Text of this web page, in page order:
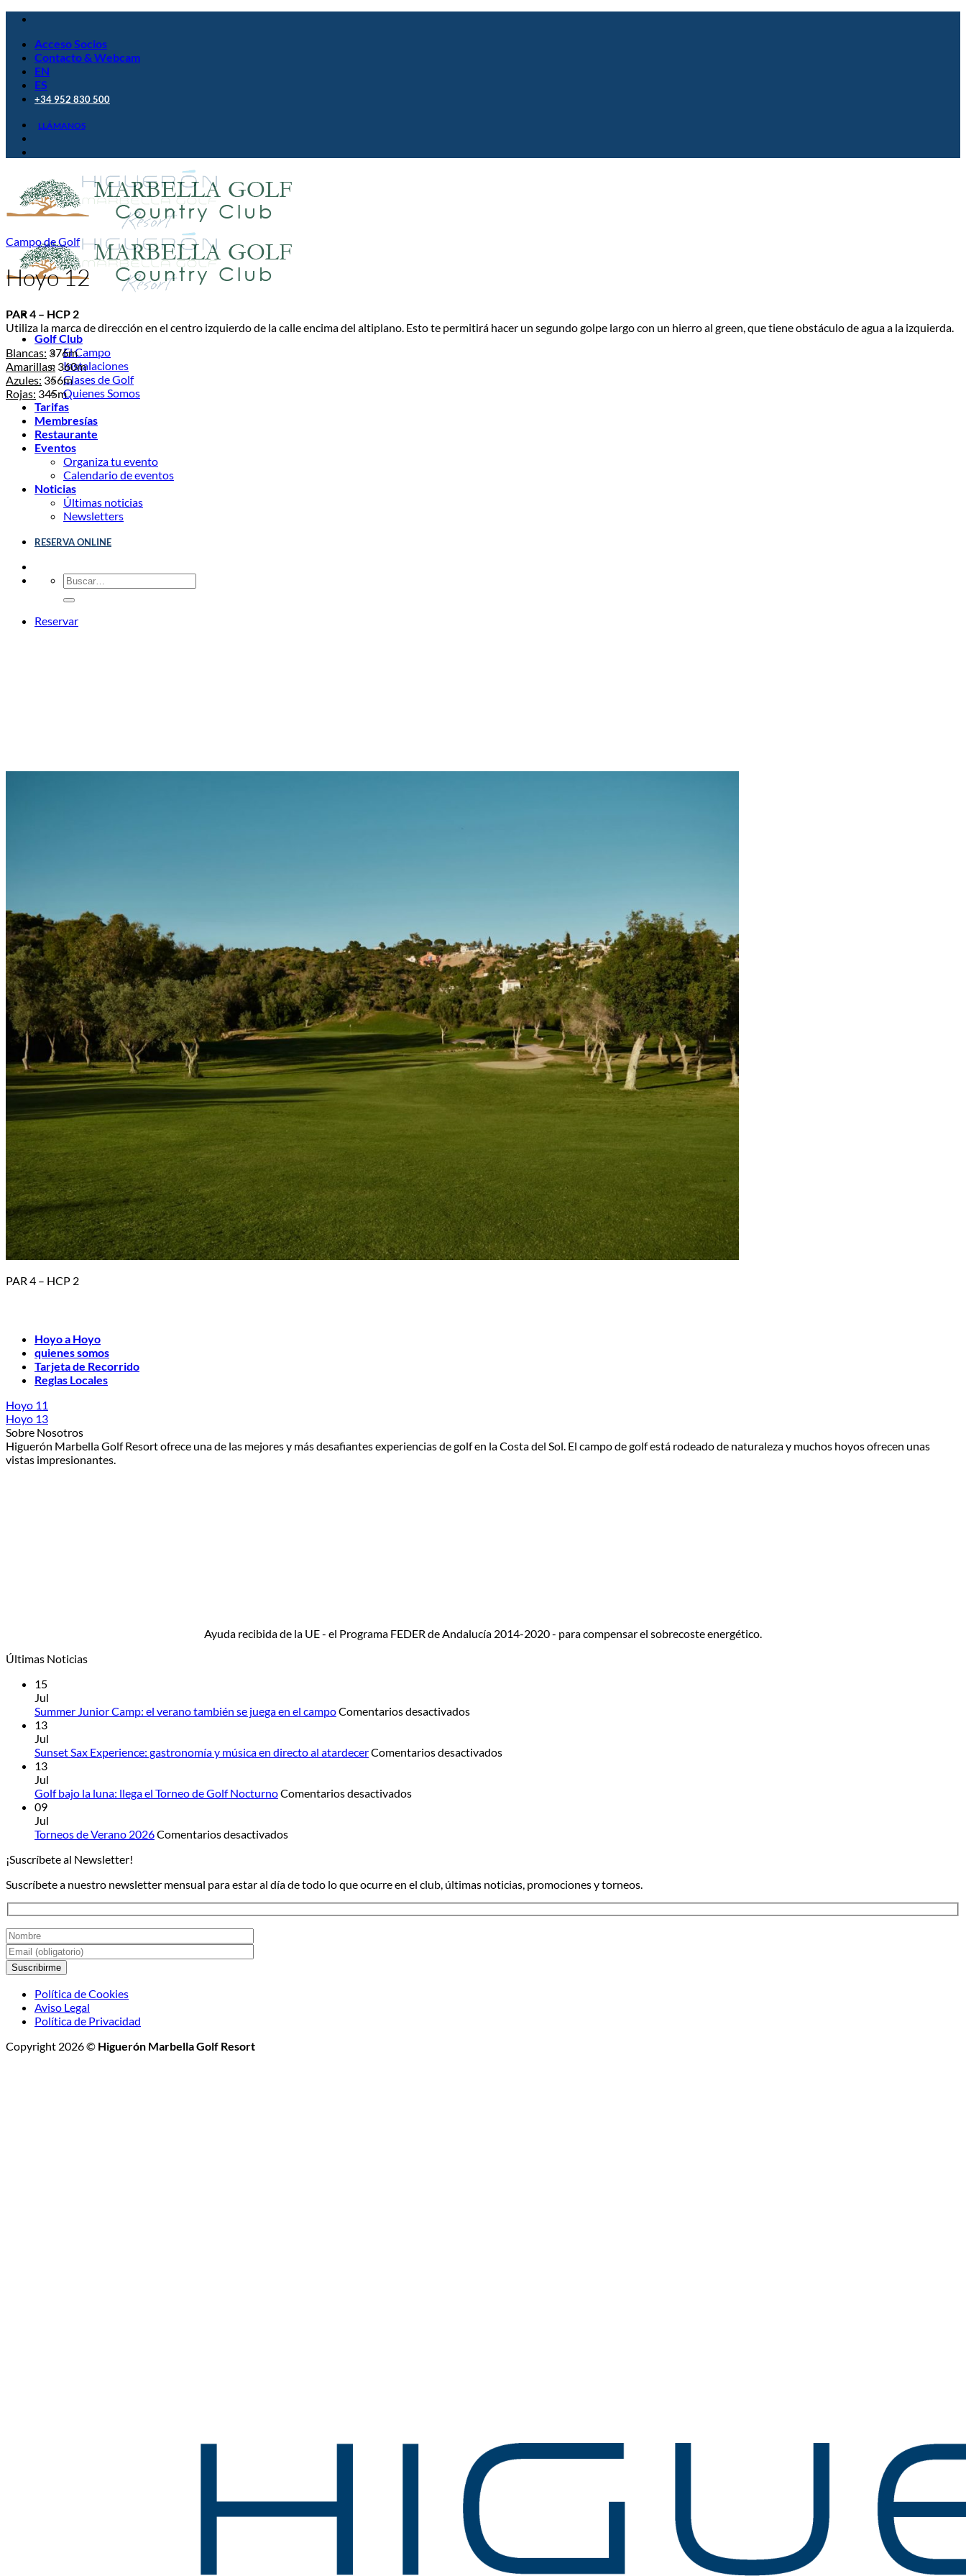
Saltar
contenidoAcceso Socios
Contacto & Webcam
EN
ES
+34 952 830 500
LLÁMANOS
Golf Club
El Campo
Instalaciones
Clases de Golf
Quienes Somos
Tarifas
Membresías
Restaurante
Eventos
Organiza tu evento
Calendario de eventos
Noticias
Últimas noticias
Newsletters
RESERVA ONLINE
Reservar
Campo de Golf
Hoyo 12
PAR 4 – HCP 2
Utiliza la marca de dirección en el centro izquierdo de la calle encima del altiplano. Esto te permitirá hacer un segundo golpe largo con un hierro al green, que tiene obstáculo de agua a la izquierda.
Blancas: 376m
Amarillas: 360m
Azules: 356m
Rojas: 345m
PAR 4 – HCP 2
Hoyo a Hoyo
quienes somos
Tarjeta de Recorrido
Reglas Locales
Hoyo 11
Hoyo 13
Sobre Nosotros
Higuerón Marbella Golf Resort ofrece una de las mejores y más desafiantes experiencias de golf en la Costa del Sol. El campo de golf está rodeado de naturaleza y muchos hoyos ofrecen unas
vistas impresionantes.
Ayuda recibida de la UE - el Programa FEDER de Andalucía 2014-2020 - para compensar el sobrecoste energético.
Últimas Noticias
15
Jul
Summer Junior Camp: el verano también se juega en el campoComentarios desactivadosen
Camp:
13
Jul
Sunset Sax Experience: gastronomía y música en directo al atardecerComentarios desactivadosen
atardecer
13
Jul
Golf bajo la luna: llega el Torneo de Golf NocturnoComentarios desactivadosen
Torneo
de
Golf
09
Jul
Torneos de Verano 2026Comentarios desactivadosen
2026
¡Suscríbete al Newsletter!
Suscríbete a nuestro newsletter mensual para estar al día de todo lo que ocurre en el club, últimas noticias, promociones y torneos.
Política de Cookies
Aviso Legal
Política de Privacidad
Copyright 2026 © Higuerón Marbella Golf Resort